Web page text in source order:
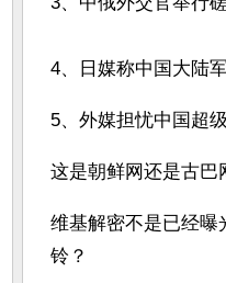
4、日媒称中国大陆
5、外媒担忧中国超
这是朝鲜网还是古巴
维基解密不是已经曝
铃？